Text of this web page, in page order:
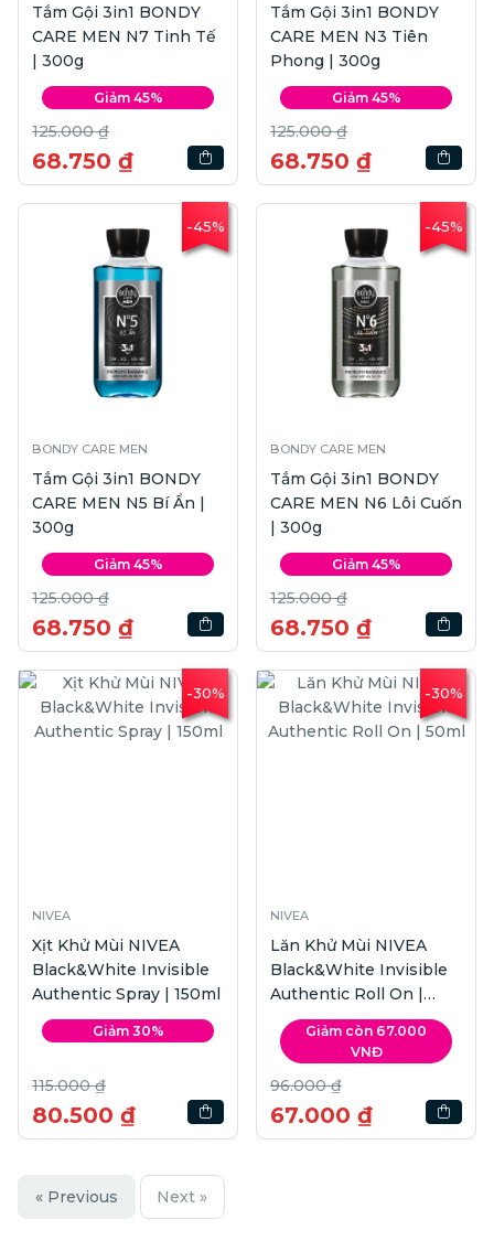
Tắm Gội 3in1 BONDY
CARE MEN N7 Tinh Tế
| 300g
Giảm 45%
125.000 ₫
68.750 ₫
Tắm Gội 3in1 BONDY
CARE MEN N3 Tiên
Phong | 300g
Giảm 45%
125.000 ₫
68.750 ₫
-45%
BONDY CARE MEN
Tắm Gội 3in1 BONDY
CARE MEN N5 Bí Ẩn |
300g
Giảm 45%
125.000 ₫
68.750 ₫
-45%
BONDY CARE MEN
Tắm Gội 3in1 BONDY
CARE MEN N6 Lôi Cuốn
| 300g
Giảm 45%
125.000 ₫
68.750 ₫
-30%
NIVEA
Xịt Khử Mùi NIVEA
Black&White Invisible
Authentic Spray | 150ml
Giảm 30%
115.000 ₫
80.500 ₫
-30%
NIVEA
Lăn Khử Mùi NIVEA
Black&White Invisible
Authentic Roll On |
50ml
Giảm còn 67.000
VNĐ
96.000 ₫
67.000 ₫
« Previous Next »